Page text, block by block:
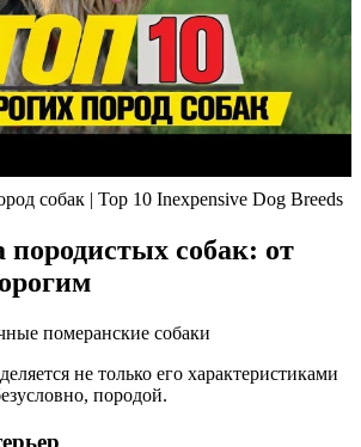
собак | Top 10 Inexpensive Dog Breeds
породистых собак: от
померанские собаки
не только его характеристиками
породой.